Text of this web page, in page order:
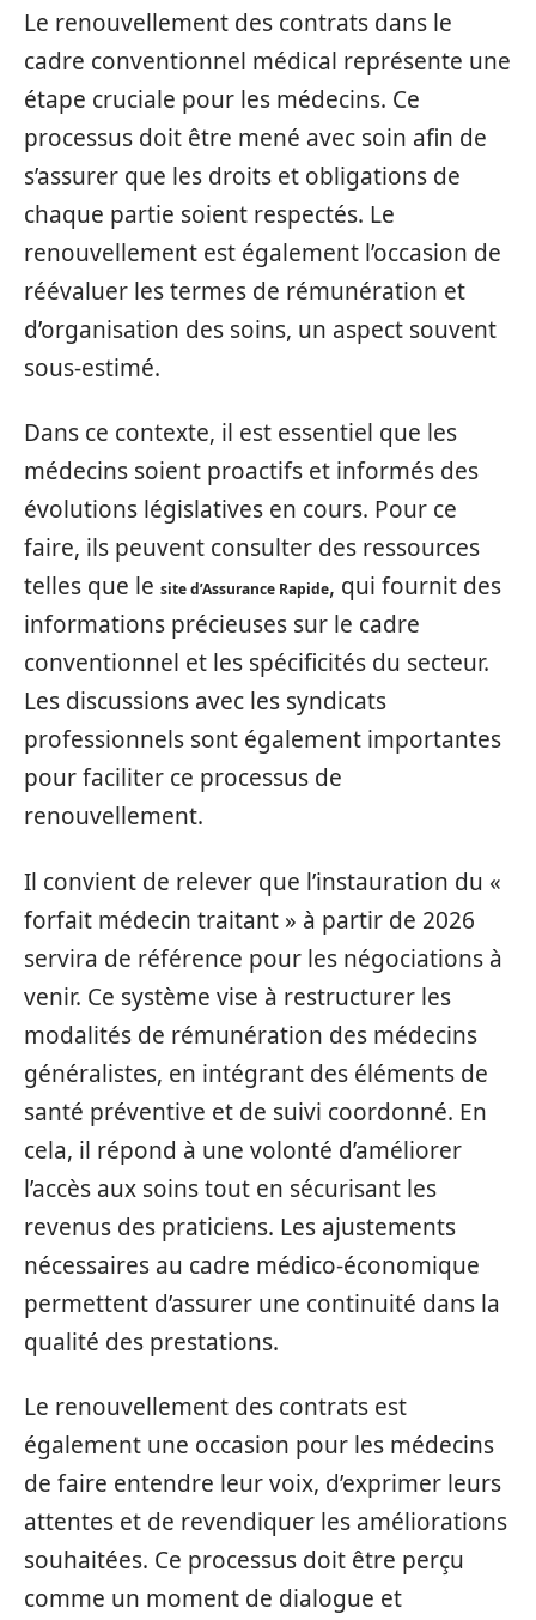
Le renouvellement des contrats dans le
cadre conventionnel médical représente une
étape cruciale pour les médecins. Ce
processus doit être mené avec soin afin de
s’assurer que les droits et obligations de
chaque partie soient respectés. Le
renouvellement est également l’occasion de
réévaluer les termes de rémunération et
d’organisation des soins, un aspect souvent
sous-estimé.
Dans ce contexte, il est essentiel que les
médecins soient proactifs et informés des
évolutions législatives en cours. Pour ce
faire, ils peuvent consulter des ressources
telles que le site d’Assurance Rapide, qui fournit des
informations précieuses sur le cadre
conventionnel et les spécificités du secteur.
Les discussions avec les syndicats
professionnels sont également importantes
pour faciliter ce processus de
renouvellement.
Il convient de relever que l’instauration du «
forfait médecin traitant » à partir de 2026
servira de référence pour les négociations à
venir. Ce système vise à restructurer les
modalités de rémunération des médecins
généralistes, en intégrant des éléments de
santé préventive et de suivi coordonné. En
cela, il répond à une volonté d’améliorer
l’accès aux soins tout en sécurisant les
revenus des praticiens. Les ajustements
nécessaires au cadre médico-économique
permettent d’assurer une continuité dans la
qualité des prestations.
Le renouvellement des contrats est
également une occasion pour les médecins
de faire entendre leur voix, d’exprimer leurs
attentes et de revendiquer les améliorations
souhaitées. Ce processus doit être perçu
comme un moment de dialogue et